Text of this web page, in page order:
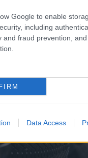
Google to enable
including
and fraud prevention,
Data Access
Γυμναστικό
Πίστας